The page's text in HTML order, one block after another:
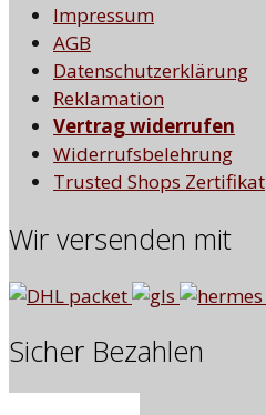
Impressum
AGB
Datenschutzerklärung
Reklamation
Vertrag widerrufen
Widerrufsbelehrung
Trusted Shops Zertifikat
Wir versenden mit
Sicher Bezahlen